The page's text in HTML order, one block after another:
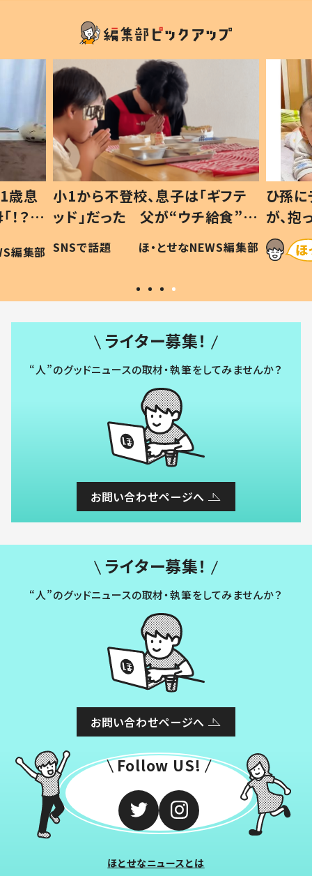
歳息
？」
編集部
小1から不登校、息子は「ギフテ
ッド」だった 父が“ウチ給食”を
作り続ける理由とは #令和の親
#令和の子
SNSで話題 ほ・とせなNEWS編集部
ひ孫
が、
「涙が
い」
ライター募集！
“人”のグッドニュースの取材・執筆をしてみませんか？
お問い合わせページへ
ライター募集！
“人”のグッドニュースの取材・執筆をしてみませんか？
お問い合わせページへ
Follow US!
ほとせなニュースとは